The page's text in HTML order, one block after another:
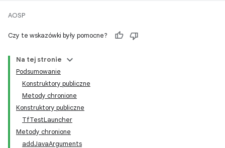
AOSP
Czy te wskazówki były pomocne?
Na tej stronie
Podsumowanie
Konstruktory publiczne
Metody chronione
Konstruktory publiczne
TfTestLauncher
Metody chronione
addJavaArguments